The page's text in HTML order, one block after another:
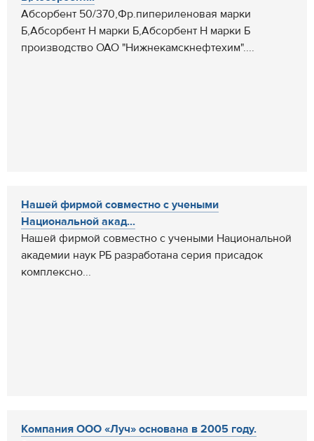
Абсорбент 50/370,Фр.пипериленовая марки
Б,Абсорбент Н марки Б,Абсорбент Н марки Б
производство ОАО "Нижнекамскнефтехим"....
Нашей фирмой совместно с учеными
Национальной акад...
Нашей фирмой совместно с учеными Национальной
академии наук РБ разработана серия присадок
комплексно...
Компания ООО «Луч» основана в 2005 году.